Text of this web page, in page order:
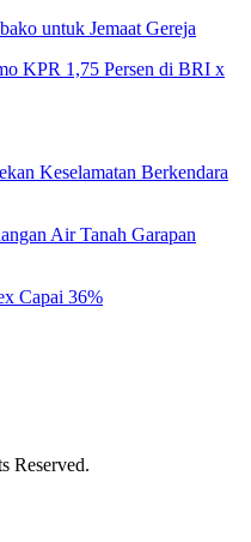
untuk Jemaat Gereja
KPR 1,75 Persen di BRI x
Keselamatan Berkendara
Air Tanah Garapan
Capai 36%
Reserved.